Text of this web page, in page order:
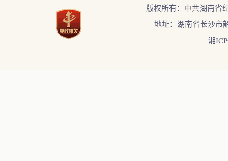
版权所有：中共湖南省
地址：湖南省长沙市
湘